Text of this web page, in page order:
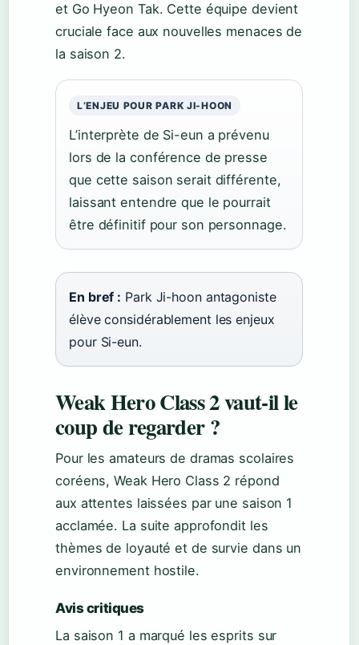
et Go Hyeon Tak. Cette équipe devient
cruciale face aux nouvelles menaces de
la saison 2.
L’ENJEU POUR PARK JI-HOON
L’interprète de Si-eun a prévenu
lors de la conférence de presse
que cette saison serait différente,
laissant entendre que le pourrait
être définitif pour son personnage.
En bref : Park Ji-hoon antagoniste
élève considérablement les enjeux
pour Si-eun.
Weak Hero Class 2 vaut-il le
coup de regarder ?
Pour les amateurs de dramas scolaires
coréens, Weak Hero Class 2 répond
aux attentes laissées par une saison 1
acclamée. La suite approfondit les
thèmes de loyauté et de survie dans un
environnement hostile.
Avis critiques
La saison 1 a marqué les esprits sur